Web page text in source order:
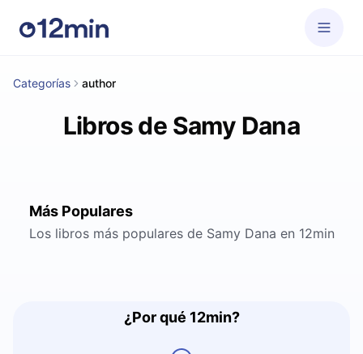
Categorías author
Libros de Samy Dana
Más Populares
Los libros más populares de Samy Dana en 12min
¿Por qué 12min?